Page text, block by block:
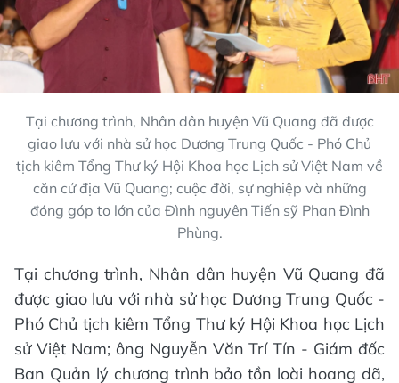
Tại chương trình, Nhân dân huyện Vũ Quang đã được
giao lưu với nhà sử học Dương Trung Quốc - Phó Chủ
tịch kiêm Tổng Thư ký Hội Khoa học Lịch sử Việt Nam về
căn cứ địa Vũ Quang; cuộc đời, sự nghiệp và những
đóng góp to lớn của Đình nguyên Tiến sỹ Phan Đình
Phùng.
Tại chương trình, Nhân dân huyện Vũ Quang đã
được giao lưu với nhà sử học Dương Trung Quốc -
Phó Chủ tịch kiêm Tổng Thư ký Hội Khoa học Lịch
sử Việt Nam; ông Nguyễn Văn Trí Tín - Giám đốc
Ban Quản lý chương trình bảo tồn loài hoang dã,